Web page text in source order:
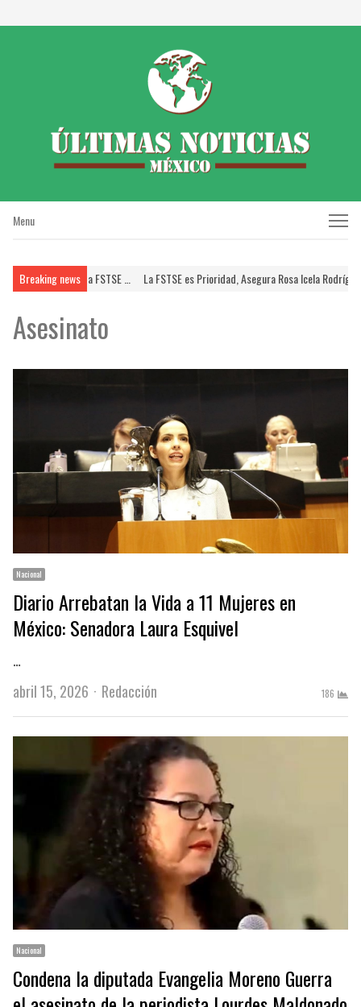
Menu
Menu
Breaking newsBrinda FSTSE … La FSTSE es Prioridad, Asegura Rosa Icela
Asesinato
Nacional
Diario Arrebatan la Vida a 11 Mujeres en
México: Senadora Laura Esquivel
…
abril 15, 2026
Author
Redacción 186
Nacional
Condena la diputada Evangelia Moreno Guerra